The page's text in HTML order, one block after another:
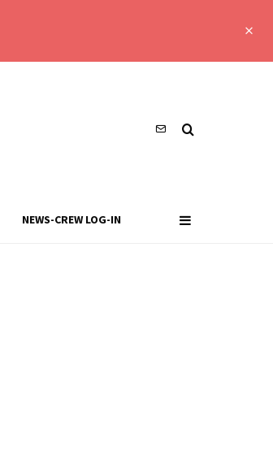
NEWS-CREW LOG-IN